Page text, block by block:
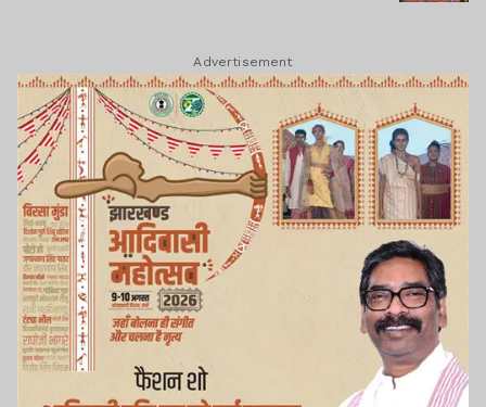
Advertisement